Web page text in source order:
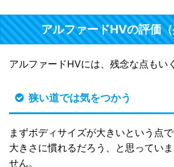
アルファードHVの評価（
アルファードHVには、残念な点もい
狭い道では気をつかう
まずボディサイズが大きいという点
大きさに慣れるだろう、と思ってい
せん。